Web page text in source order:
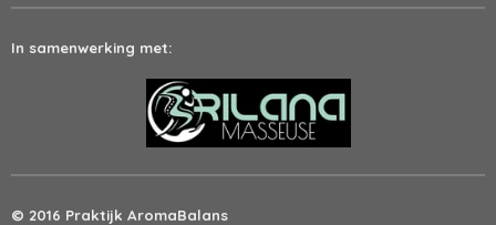
In samenwerking met:
© 2016 Praktijk AromaBalans